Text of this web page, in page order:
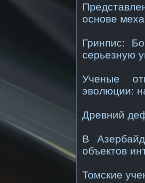
основе
Гринпис:
серьезную
Ученые
эволюции:
Древний
В
объектов
Томские